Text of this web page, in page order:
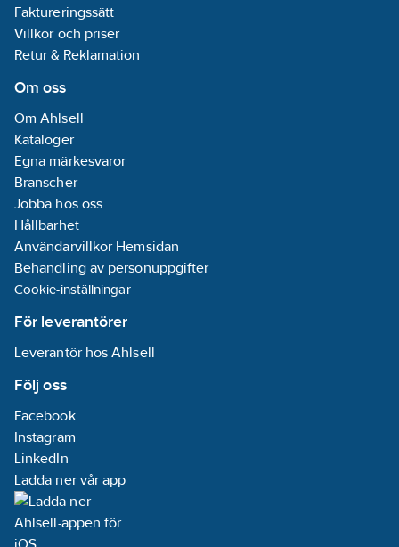
Faktureringssätt
Villkor och priser
Retur & Reklamation
Om oss
Om Ahlsell
Kataloger
Egna märkesvaror
Branscher
Jobba hos oss
Hållbarhet
Användarvillkor Hemsidan
Behandling av personuppgifter
Cookie-inställningar
För leverantörer
Leverantör hos Ahlsell
Följ oss
Facebook
Instagram
LinkedIn
Ladda ner vår app